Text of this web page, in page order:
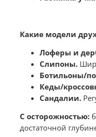
Какие модели
Лоферы и
Слипоны.
Ботильоны/
Кеды/
Сандалии.
С осторожностью:
достаточной